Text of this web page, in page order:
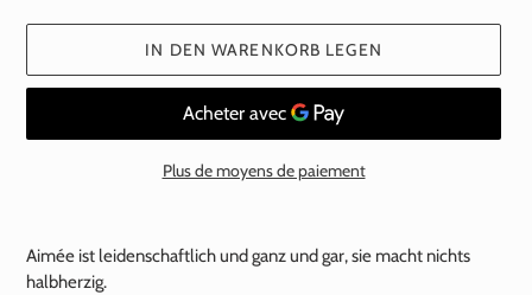
IN DEN WARENKORB LEGEN
Plus de moyens de paiement
eines
Produkts
Aimée ist leidenschaftlich und ganz und gar, sie macht nichts
halbherzig.